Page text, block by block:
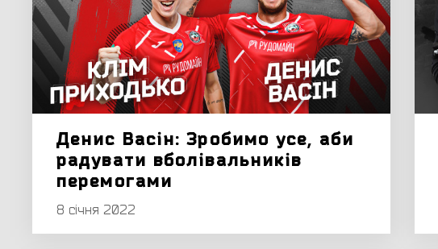
Денис Васін: Зробимо усе, аби
радувати вболівальників
перемогами
8 січня 2022